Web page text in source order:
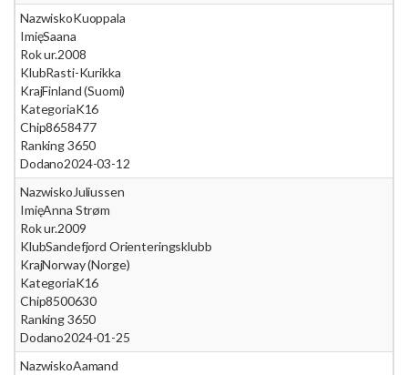
NazwiskoKuoppala
ImięSaana
Rok ur.2008
KlubRasti-Kurikka
KrajFinland (Suomi)
KategoriaK16
Chip8658477
Ranking 3650
Dodano2024-03-12
Nazwisko Juliussen
ImięAnna Strøm
Rok ur.2009
KlubSandefjord Orienteringsklubb
KrajNorway (Norge)
KategoriaK16
Chip8500630
Ranking 3650
Dodano2024-01-25
NazwiskoAamand